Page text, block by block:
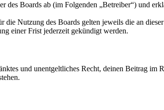
Boards ab (im Folgenden „Betreiber“) und
Nutzung des Boards gelten jeweils die an
einer Frist jederzeit gekündigt werden.
und unentgeltliches Recht, deinen Beitrag im